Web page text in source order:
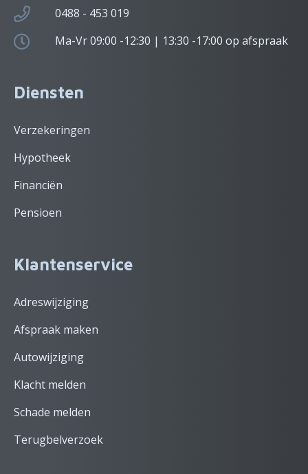
0488 - 453 019
Ma-Vr 09:00 -12:30 | 13:30 -17:00 op afspraak
Diensten
Verzekeringen
Hypotheek
Financiën
Pensioen
Klantenservice
Adreswijziging
Afspraak maken
Autowijziging
Klacht melden
Schade melden
Terugbelverzoek